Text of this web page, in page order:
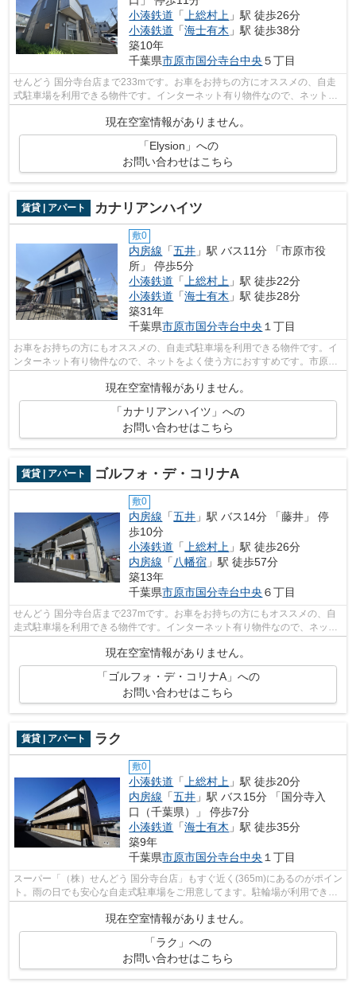
小湊鉄道 「上総村上 」駅 徒歩26分
小湊鉄道 「海士有木 」駅 徒歩38分
築10年
千葉県市原市国分寺台中央 ５丁目
せんどう 国分寺台店まで233mです。お車をお持ちの方にオススメの、自走
式駐車場を利用できる物件です。インターネット有り物件なので、ネットを
現在空室情報がありません。
「Elysion」への
お問い合わせはこちら
賃貸 | アパート カナリアンハイツ
敷0
内房線 「五井 」駅 バス11分 「市原市役
所」 停歩5分
小湊鉄道 「 上総村上 」駅 徒歩22分
小湊鉄道 「海士有木 」駅 徒歩28分
築31年
千葉県市原市国分寺台中央 １丁目
お車をお持ちの方にもオススメの、自走式駐車場を利用できる物件です。イ
ンターネット有り物件なので、ネットをよく使う方におすすめです。市原市
現在空室情報がありません。
「カナリアンハイツ」への
お問い合わせはこちら
賃貸 | アパート ゴルフォ・デ・コリナA
敷0
内房線 「五井 」駅 バス14分 「藤井」 停
歩10分
小湊鉄道 「 上総村上 」駅 徒歩26分
内房線 「八幡宿 」駅 徒歩57分
築13年
千葉県市原市国分寺台中央 ６丁目
せんどう 国分寺台店まで237mです。お車をお持ちの方にもオススメの、自
走式駐車場を利用できる物件です。インターネット有り物件なので、ネット
をよく使う方におすすめです。株式会社...
現在空室情報がありません。
「ゴルフォ・デ・コリナA」への
お問い合わせはこちら
賃貸 | アパート ラク
敷0
小湊鉄道 「 上総村上 」駅 徒歩20分
内房線 「五井 」駅 バス15分 「国分寺入
口（千葉県）」 停歩7分
小湊鉄道 「海士有木 」駅 徒歩35分
築9年
千葉県市原市国分寺台中央 １丁目
スーパー「（株）せんどう 国分寺台店」もすぐ近く(365m)にあるのがポイン
ト。雨の日でも安心な自走式駐車場をご用意してます。駐輪場が利用できる
現在空室情報がありません。
「ラク」への
お問い合わせはこちら